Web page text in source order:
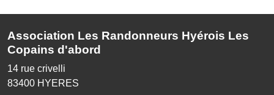
Association Les Randonneurs Hyérois Les
Copains d'abord
14 rue crivelli
83400 HYERES